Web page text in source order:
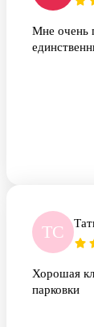
Мне очень
ТС
Хорошая
парковки